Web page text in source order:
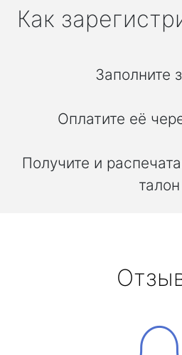
Как
Заполните
Оплатите её
Получите и
талон